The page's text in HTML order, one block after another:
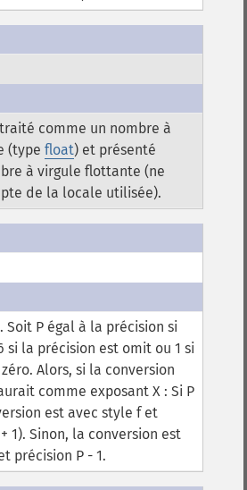
comme un nombre à
(typefloat) et présenté
à virgule flottante (ne
de la locale utilisée).
Soit P égal à la précision si
si la précision est omit ou 1 si
Alors, si la conversion
comme exposant X :Si P
est avec style f et
1). Sinon, la conversion est
précision P - 1.